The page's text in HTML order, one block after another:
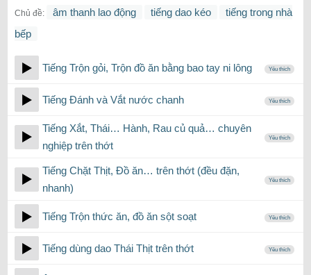
Chủ đề: âm thanh lao động tiếng dao kéo
tiếng trong nhà
bếp
Tiếng Trộn gỏi, Trộn đồ ăn bằng bao tay ni lông Yêu thích
Tiếng Đánh và Vắt nước chanh Yêu thích
Tiếng Xắt, Thái… Hành, Rau củ quả… chuyên
nghiệp trên thớt
Yêu thích
Tiếng Chặt Thịt, Đồ ăn… trên thớt (đều đặn,
nhanh)
Yêu thích
Tiếng Trộn thức ăn, đồ ăn sột soạt Yêu thích
Tiếng dùng dao Thái Thịt trên thớt Yêu thích